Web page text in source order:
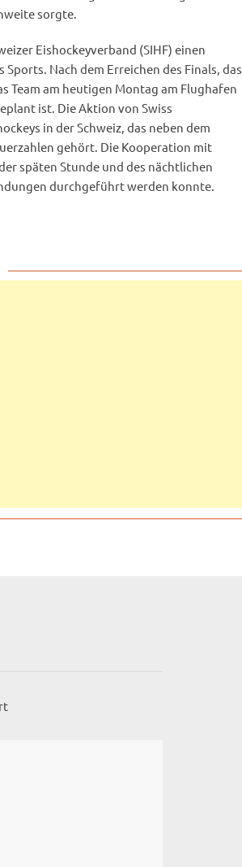
sorgte.
Eishockeyverband (SIHF) einen
Nach dem Erreichen des Finals, das
Team am heutigen Montag am Flughafen
ist. Die Aktion von Swiss
in der Schweiz, das neben dem
gehört. Die Kooperation mit
späten Stunde und des nächtlichen
durchgeführt werden konnte.